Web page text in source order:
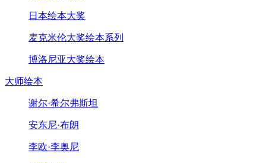
日本绘本大奖
麦克米伦大奖绘本系列
博洛尼亚大奖绘本
大师绘本
谢尔·希尔弗斯坦
安东尼·布朗
李欧·李奥尼